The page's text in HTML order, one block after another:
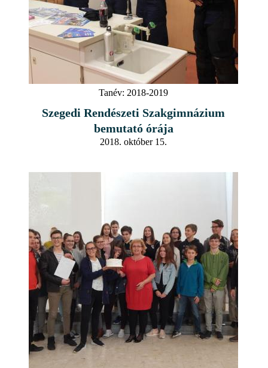
Tanév: 2018-2019
Szegedi Rendészeti Szakgimnázium
bemutató órája
2018. október 15.